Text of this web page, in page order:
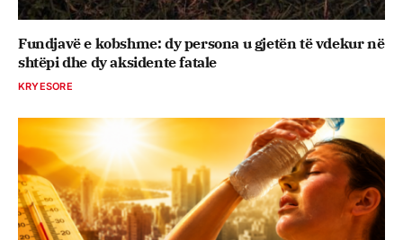
Fundjavë e kobshme: dy persona u gjetën të vdekur në
shtëpi dhe dy aksidente fatale
KRYESORE